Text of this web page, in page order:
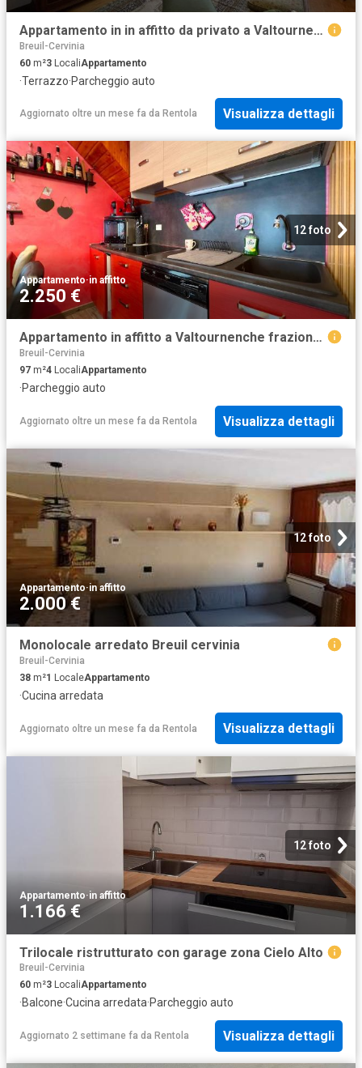
Appartamento in in affitto da privato a Valtournenche via Giomein, 33, box, terrazzo, da privato TrovaCasa
Breuil-Cervinia
60 m²3 LocaliAppartamento
·Terrazzo·Parcheggio auto
Aggiornato oltre un mese fa da Rentola Visualizza dettagli
12 foto
Appartamento·in affitto
2.250 €
Appartamento in affitto a Valtournenche frazione breuil cervinia, arredato, box, luminoso TrovaCasa
Breuil-Cervinia
97 m²4 LocaliAppartamento
·Parcheggio auto
Aggiornato oltre un mese fa da Rentola Visualizza dettagli
12 foto
Appartamento·in affitto
2.000 €
Monolocale arredato Breuil cervinia
Breuil-Cervinia
38 m²1 LocaleAppartamento
·Cucina arredata
Aggiornato oltre un mese fa da Rentola Visualizza dettagli
12 foto
Appartamento·in affitto
1.166 €
Trilocale ristrutturato con garage zona Cielo Alto
Breuil-Cervinia
60 m²3 LocaliAppartamento
·Balcone·Cucina arredata·Parcheggio auto
Aggiornato 2 settimane fa da Rentola Visualizza dettagli